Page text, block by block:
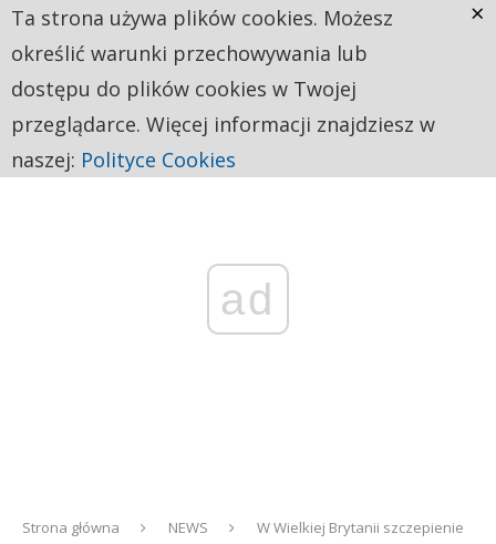
ad
Strona główna NEWS
W Wielkiej Brytanii szczepienie
Ta strona używa plików cookies. Możesz
określić warunki przechowywania lub
dostępu do plików cookies w Twojej
przeglądarce. Więcej informacji znajdziesz w
naszej: Polityce Cookies
×